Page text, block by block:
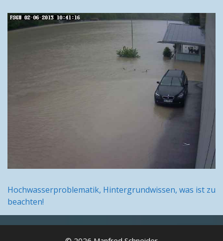
Hochwasserproblematik, Hintergrundwissen, was ist zu
beachten!